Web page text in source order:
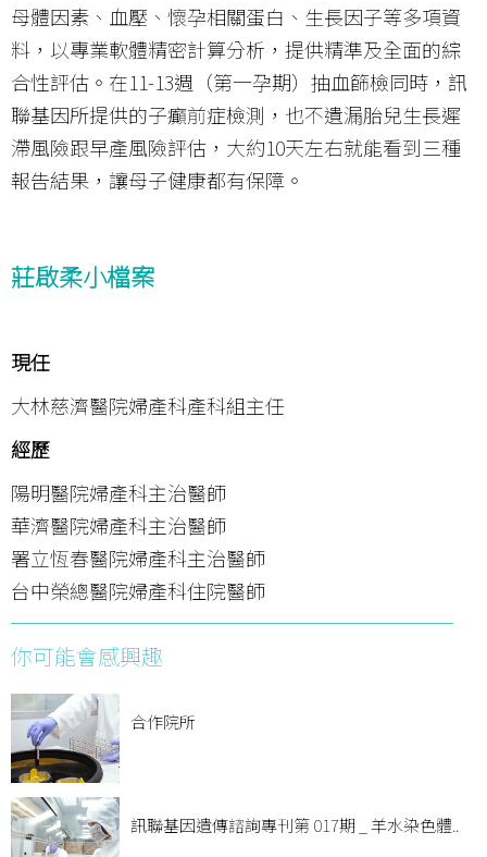
母體因素、血壓、懷孕相關蛋白、生長因子等多項資
料，以專業軟體精密計算分析，提供精準及全面的綜
合性評估。在11-13週（第一孕期）抽血篩檢同時，訊
聯基因所提供的子癲前症檢測，也不遺漏胎兒生長遲
滯風險跟早產風險評估，大約10天左右就能看到三種
報告結果，讓母子健康都有保障。
莊啟柔小檔案
現任
大林慈濟醫院婦產科產科組主任
經歷
陽明醫院婦產科主治醫師
華濟醫院婦產科主治醫師
署立恆春醫院婦產科主治醫師
台中榮總醫院婦產科住院醫師
你可能會感興趣
合作院所
訊聯基因遺傳諮詢專刊第 017期 _ 羊水染色體..